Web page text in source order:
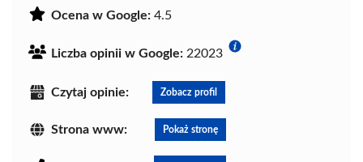
Ocena w Google: 4.5
Liczba opinii w Google: 22023
Czytaj opinie: Zobacz profil
Strona www: Pokaż stronę